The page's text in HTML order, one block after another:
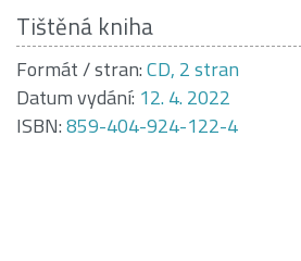
Tištěná kniha
Formát / stran:CD, 2 stran
Datum vydání: 12. 4. 2022
ISBN:859-404-924-122-4